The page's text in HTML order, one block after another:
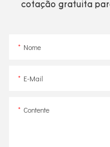
cotação gratuita
Nome
E-Mail
Contente